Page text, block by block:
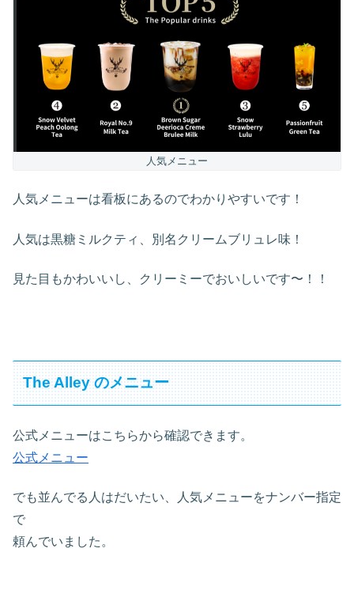
人気メニュー
人気メニューは看板にあるのでわかりやすいです！
人気は黒糖ミルクティ、別名クリームブリュレ味！
見た目もかわいいし、クリーミーでおいしいです〜！！
The Alley のメニュー
公式メニューはこちらから確認できます。
公式メニュー
でも並んでる人はだいたい、人気メニューをナンバー指定
で
頼んでいました。